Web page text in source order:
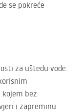
se pokreće
za uštedu vode.
bez
i zapreminu